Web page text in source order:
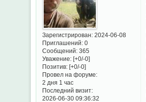
Зарегистрирован: 2024-06-08
Приглашений:0
Сообщений:365
Уважение: [+0/-0]
Позитив: [+0/-0]
Провел на форуме:
2 дня 1 час
Последний визит:
2026-06-30 09:36:32